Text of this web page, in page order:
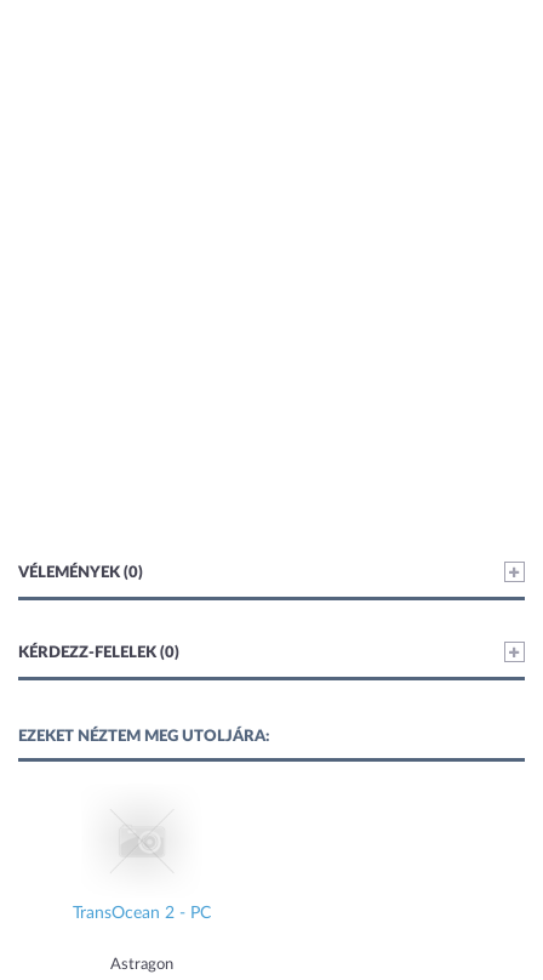
VÉLEMÉNYEK (0)
KÉRDEZZ-FELELEK (0)
EZEKET NÉZTEM MEG UTOLJÁRA:
TransOcean 2 - PC
Astragon